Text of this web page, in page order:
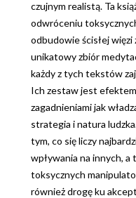
czujnym realistą. Ta
odwróceniu
odbudowie ścisłej
unikatowy zbiór
każdy z tych tekstów
Ich zestaw jest
zagadnieniami jak
strategia i natura
tym, co się liczy
wpływania na innych, a
toksycznych
również drogę ku